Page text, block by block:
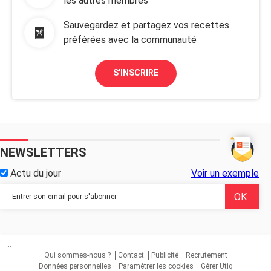
Sauvegardez et partagez vos recettes
préférées avec la communauté
S'INSCRIRE
NEWSLETTERS
Actu du jour Voir un exemple
...
Qui sommes-nous ?
Contact Publicité
Recrutement
Données personnelles
Paramétrer les cookies Gérer Utiq